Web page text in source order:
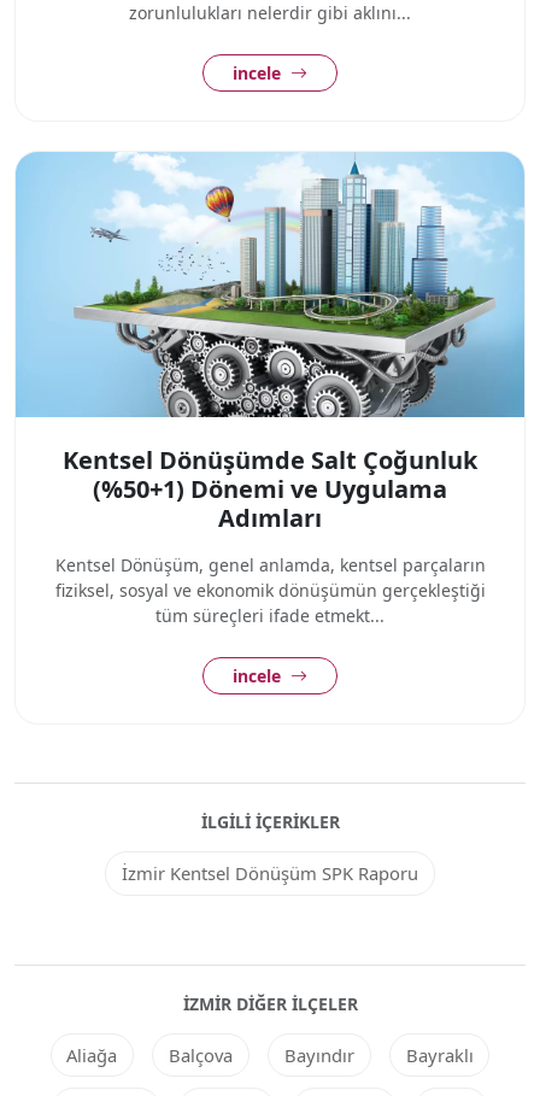
zorunlulukları nelerdir gibi aklını...
incele
Kentsel Dönüşümde Salt Çoğunluk
(%50+1) Dönemi ve Uygulama
Adımları
Kentsel Dönüşüm, genel anlamda, kentsel parçaların
fiziksel, sosyal ve ekonomik dönüşümün gerçekleştiği
tüm süreçleri ifade etmekt...
incele
İLGILI İÇERIKLER
İzmir Kentsel Dönüşüm SPK Raporu
İZMIR DIĞER ILÇELER
Aliağa Balçova Bayındır Bayraklı